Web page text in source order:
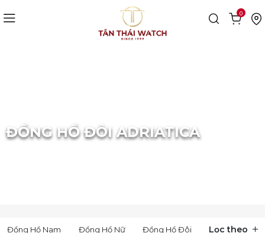
0
ĐỒNG HỒ ĐÔI ADRIATICA
Đồng Hồ Nam Đồng Hồ Nữ Đồng Hồ Đôi Lọc theo